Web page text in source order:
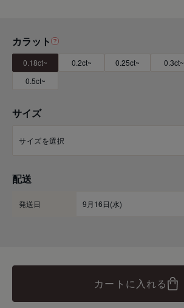
カラット
0.18ct~ 0.2ct~ 0.25ct~ 0.3ct~
0.5ct~
サイズ
配送
発送日 9月16日(水)
カートに入れる